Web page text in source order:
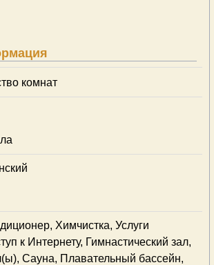
комнат
Химчистка, Услуги
к Интернету, Гимнастический зал,
Сауна, Плавательный бассейн,